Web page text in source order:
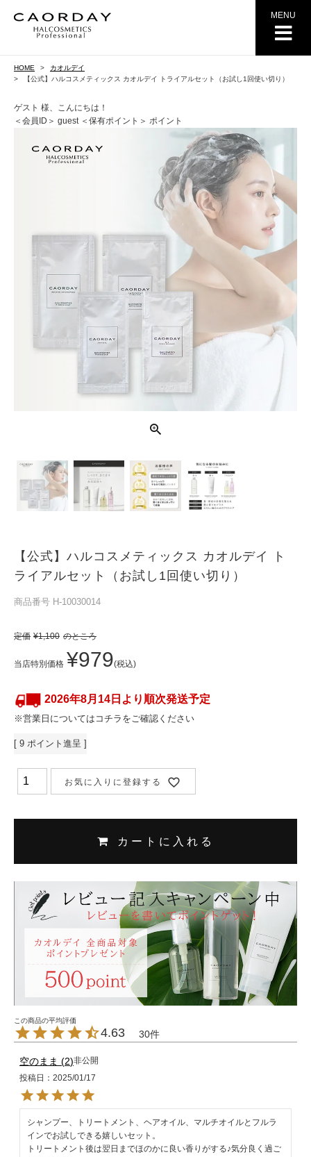
MENU
HOME
カオルデイ
【公式】ハルコスメティックス カオルデイ トライアルセット（お試し1回使い切り）
ゲスト 様、こんにちは！
＜会員ID＞ guest ＜保有ポイント＞ ポイント
【公式】ハルコスメティックス カオルデイ ト
ライアルセット（お試し1回使い切り）
商品番号 H-10030014
定価 ¥1,100 のところ
当店特別価格 ¥979 税込
2026年8月14日より順次発送予定
※営業日についてはコチラをご確認ください
[ 9 ポイント進呈 ]
お気に入りに登録する
カートに入れる
4.63 30
空のまま 2 非公開
投稿日
2025/01/17
シャンプー、トリートメント、ヘアオイル、マルチオイルとフルラ
インでお試しできる嬉しいセット。
トリートメント後は翌日までほのかに良い香りがする♪気分良く過ご